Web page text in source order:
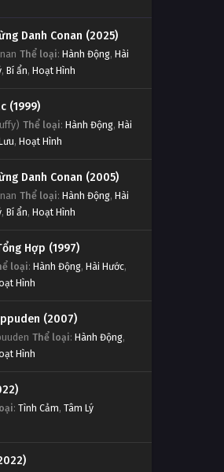
Danh Conan (2025)
Thể loại: Hành Động, Hài
, Bí ẩn, Hoạt Hình
(1999)
Thể loại: Hành Động, Hài
, Hoạt Hình
Danh Conan (2005)
Thể loại: Hành Động, Hài
, Bí ẩn, Hoạt Hình
Hợp (1997)
loại: Hành Động, Hài Hước,
Hình
(2007)
Thể loại: Hành Động,
Hình
: Tình Cảm, Tâm Lý